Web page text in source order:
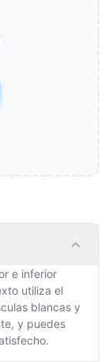
e inferior
utiliza el
blancas y
y puedes